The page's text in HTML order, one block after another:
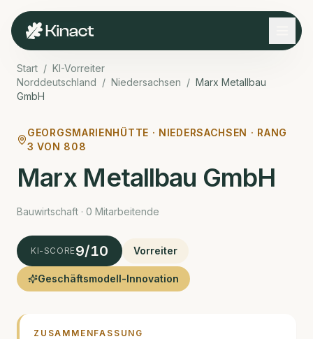
Start / KI-Vorreiter
Norddeutschland / Niedersachsen / Marx Metallbau
GmbH
GEORGSMARIENHÜTTE · NIEDERSACHSEN · RANG
3 VON 808
Marx Metallbau GmbH
Bauwirtschaft · 0 Mitarbeitende
KI-SCORE9/10 Vorreiter
Geschäftsmodell-Innovation
ZUSAMMENFASSUNG